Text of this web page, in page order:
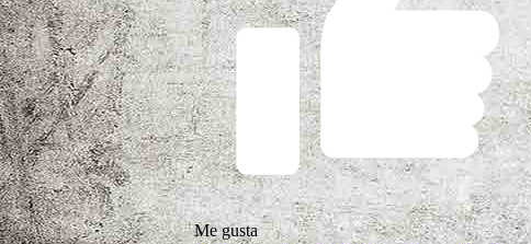
Me gusta